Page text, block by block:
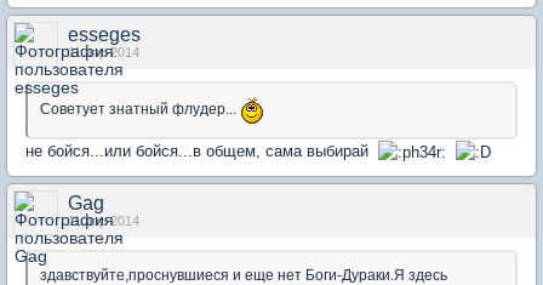
esseges
11 апр 2014
Советует знатный флудер...
не бойся...или бойся...в общем, сама выбирай
Gag
11 апр 2014
здавствуйте,проснувшиеся и еще нет Боги-Дураки.Я здесь